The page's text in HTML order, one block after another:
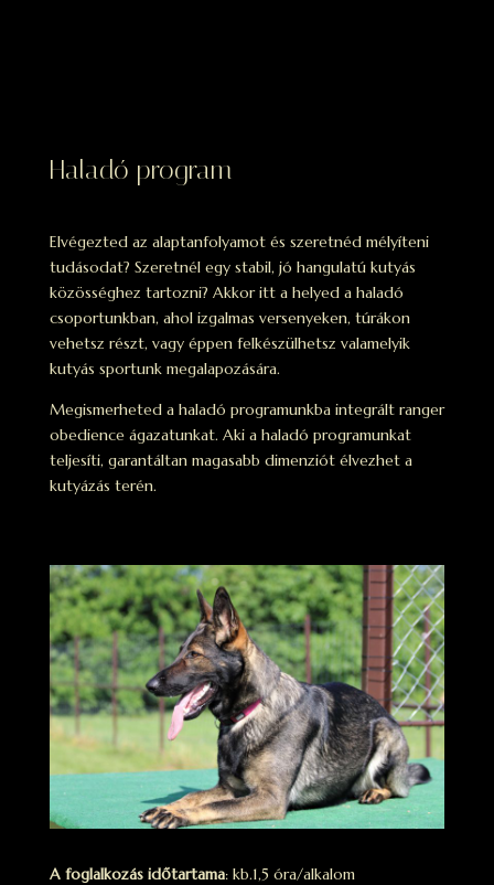
Haladó program
Elvégezted az alaptanfolyamot és szeretnéd mélyíteni
tudásodat? Szeretnél egy stabil, jó hangulatú kutyás
közösséghez tartozni? Akkor itt a helyed a haladó
csoportunkban, ahol izgalmas versenyeken, túrákon
vehetsz részt, vagy éppen felkészülhetsz valamelyik
kutyás sportunk megalapozására.
Megismerheted a haladó programunkba integrált ranger
obedience ágazatunkat. Aki a haladó programunkat
teljesíti, garantáltan magasabb dimenziót élvezhet a
kutyázás terén.
A foglalkozás időtartama: kb.1,5 óra/alkalom